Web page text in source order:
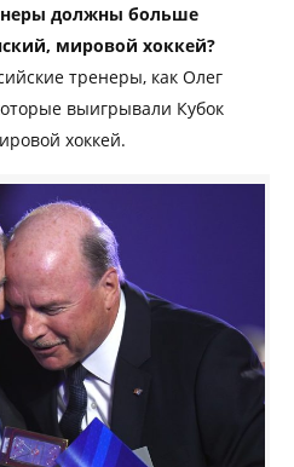
должны больше
мировой хоккей?
тренеры, как Олег
выигрывали Кубок
хоккей.